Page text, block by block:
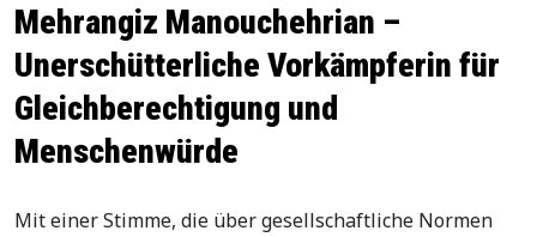
Mehrangiz Manouchehrian –
Unerschütterliche Vorkämpferin für
Gleichberechtigung und
Menschenwürde
Mit einer Stimme, die über gesellschaftliche Normen